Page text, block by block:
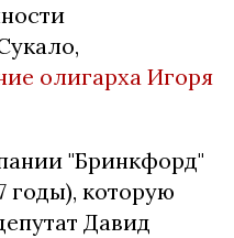
олигарха Игоря
"Бринкфорд"
годы), которую
Давид